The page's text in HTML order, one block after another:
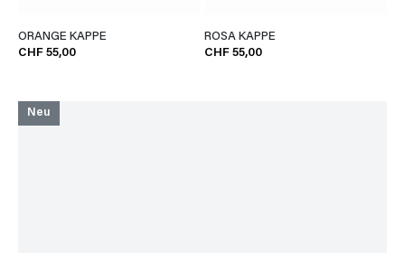
ORANGE KAPPE
CHF 55,00
ROSA KAPPE
CHF 55,00
Neu